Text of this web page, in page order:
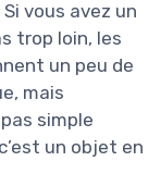
vous avez un
trop loin, les
un peu de
mais
simple
un objet en